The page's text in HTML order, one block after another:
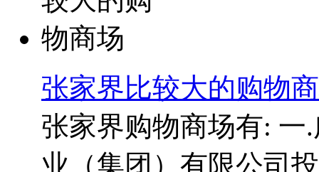
张家界比较大的购物
张家界购物商场有: 一
业（集团）有限公司